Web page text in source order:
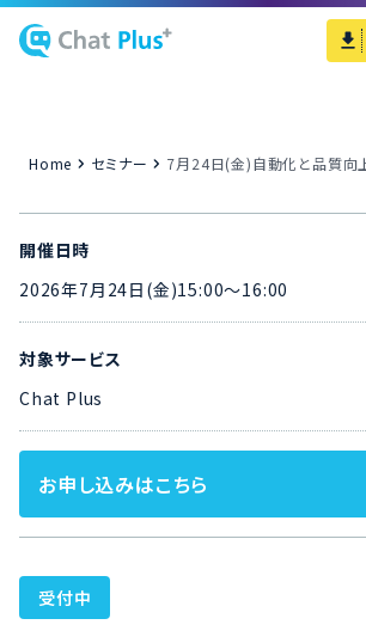
Home セミナー 7月24日(金)自動化と品質向
受付中
開催日時
2026年7月24日(金)15:00～16:00
対象サービス
Chat Plus
お申し込みはこちら